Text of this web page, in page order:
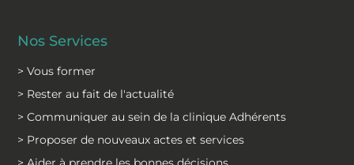
Nos Services
> Vous former
> Rester au fait de l'actualité
> Communiquer au sein de la clinique Adhérents
> Proposer de nouveaux actes et services